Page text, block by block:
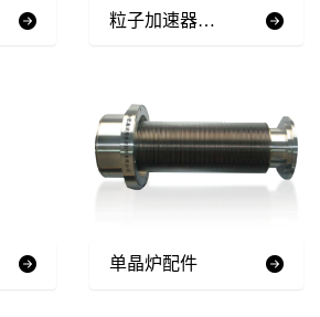
粒子加速器波纹管
单晶炉配件